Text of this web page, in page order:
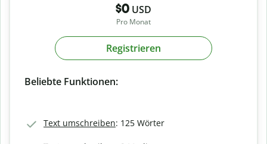
$0 USD
Pro Monat
Registrieren
Beliebte Funktionen:
Text umschreiben: 125 Wörter